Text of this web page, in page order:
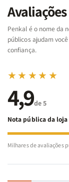
Bíblia
-
Penkal
-
Penkal é o nome da
públicos ajudam
confiança.
★★★★★
4,9de 5
Nota pública da loja
Milhares de avaliações